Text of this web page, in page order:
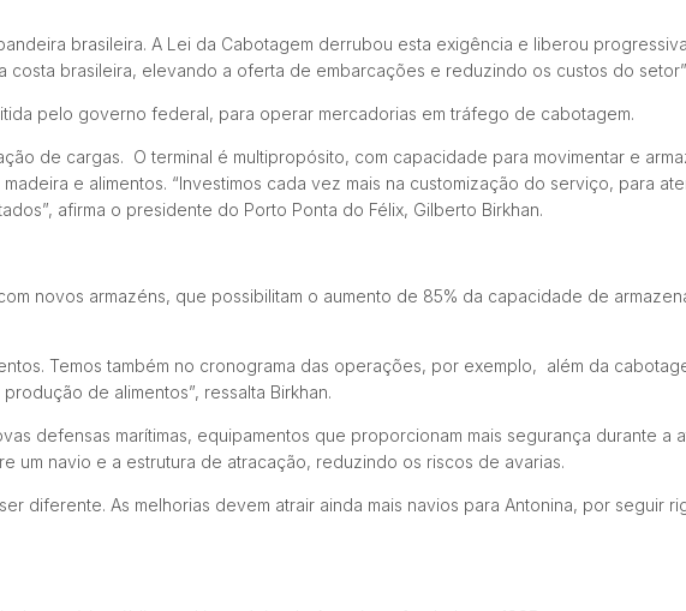
brasileira. A Lei da Cabotagem derrubou esta exigência e liberou
costa brasileira, elevando a oferta de embarcações e reduzindo os custos do
pelo governo federal, para operar mercadorias em tráfego de cabotagem.
de cargas. O terminal é multipropósito, com capacidade para movimentar e
e alimentos. “Investimos cada vez mais na customização do serviço, para
afirma o presidente do Porto Ponta do Félix, Gilberto Birkhan.
novos armazéns, que possibilitam o aumento de 85% da capacidade de
Temos também no cronograma das operações, por exemplo, além da
de alimentos”, ressalta Birkhan.
defensas marítimas, equipamentos que proporcionam mais segurança durante a
um navio e a estrutura de atracação, reduzindo os riscos de avarias.
diferente. As melhorias devem atrair ainda mais navios para Antonina, por seguir